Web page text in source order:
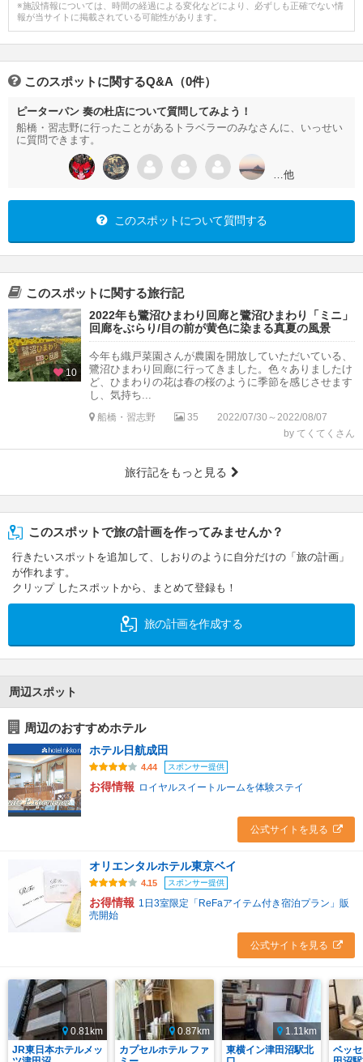
※施設情報については、時間の経過による変化などにより、必ずしも正確でない情
報が当サイトに掲載されている可能性があります。
このスポットに関するQ&A（0件）
ピーターパン 奏の杜店について質問してみよう！
船橋・習志野に行ったことがあるトラベラーのみなさんに、いっせい
に質問できます。
…他
このスポットについて質問する
このスポットに関する旅行記
10
2022年も鷺沼ひまわり回廊と鷺沼ひまわり「ミニ」
回廊をぶらり/目の前が黄色に染まる真夏の風景
今年も織戸菜園さんが農園を開放していただいている、
鷺沼ひまわり回廊に行ってきました。色々ありましたけ
ど、ひまわりの花は春の桜のように季節を感じさせます
し、気持ち...
船橋・習志野 35
2022/07/30～2022/08/07
by てくてくさん
旅行記をもっと見る
このスポットで旅の計画を作ってみませんか？
行きたいスポットを追加して、しおりのように自分だけの「旅の計画」
が作れます。
クリップ したスポットから、まとめて登録も！
旅の計画を作成する
周辺スポット
周辺のおすすめホテル
ホテル日航成田
4.44 スポンサー提供
お得情報 ロイヤルスイートルームを体験ステイ
公式サイトを見る
オリエンタルホテル東京ベイ
4.15 スポンサー提供
お得情報 1日3室限定「ReFaアイテム付き宿泊プラン」販
売開始
公式サイトを見る
0.81km
JR東日本ホテルメッ
0.87km
カプセルホテル ファ
1.11km
東横イン津田沼駅北
ベッ